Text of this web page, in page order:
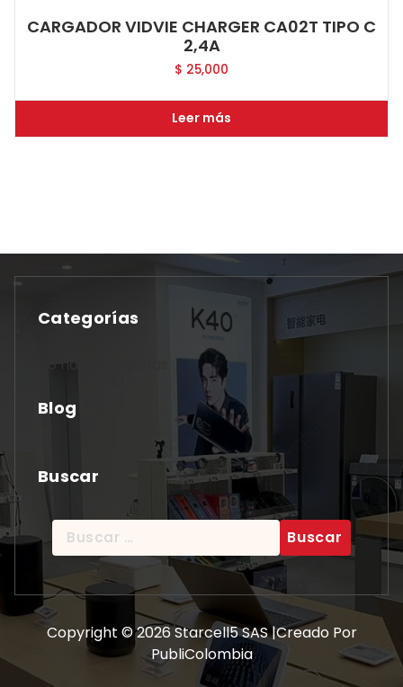
CARGADOR VIDVIE CHARGER CA02T TIPO C
2,4A
$ 25,000
Leer más
Categorías
No hay categorías
Blog
Buscar
Buscar:
Copyright © 2026 Starcell5 SAS |Creado Por
PubliColombia